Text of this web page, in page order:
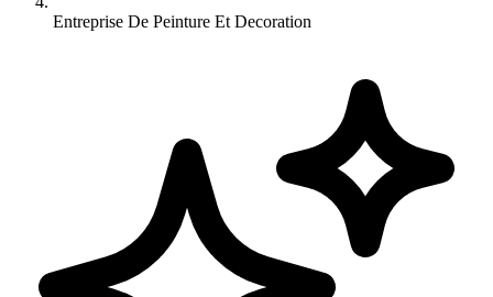
Entreprise De Peinture Et Decoration